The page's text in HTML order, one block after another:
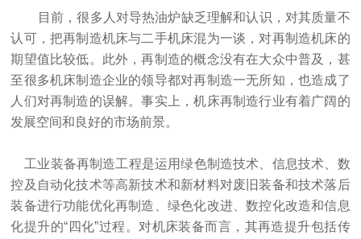
目前，很多人对导热油炉缺乏理解和认识，对其质量不
认可，把再制造机床与二手机床混为一谈，对再制造机床的
期望值比较低。此外，再制造的概念没有在大众中普及，甚
至很多机床制造企业的领导都对再制造一无所知，也造成了
人们对再制造的误解。事实上，机床再制造行业有着广阔的
发展空间和良好的市场前景。
工业装备再制造工程是运用绿色制造技术、信息技术、数
控及自动化技术等高新技术和新材料对废旧装备和技术落后
装备进行功能优化再制造、绿色化改进、数控化改造和信息
化提升的“四化”过程。对机床装备而言，其再造提升包括传